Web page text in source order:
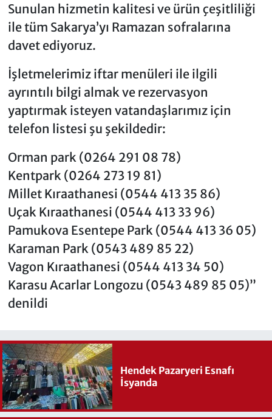
Sunulan hizmetin kalitesi ve ürün çeşitliliği
ile tüm Sakarya’yı Ramazan sofralarına
davet ediyoruz.
İşletmelerimiz iftar menüleri ile ilgili
ayrıntılı bilgi almak ve rezervasyon
yaptırmak isteyen vatandaşlarımız için
telefon listesi şu şekildedir:
Orman park (0264 291 08 78)
Kentpark (0264 273 19 81)
Millet Kıraathanesi (0544 413 35 86)
Uçak Kıraathanesi (0544 413 33 96)
Pamukova Esentepe Park (0544 413 36 05)
Karaman Park (0543 489 85 22)
Vagon Kıraathanesi (0544 413 34 50)
Karasu Acarlar Longozu (0543 489 85 05)”
denildi
Hendek Pazaryeri Esnafı
İsyanda